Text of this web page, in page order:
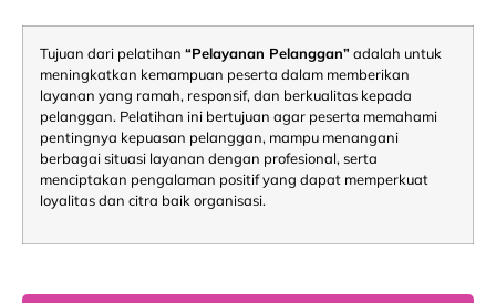
Tujuan dari pelatihan “Pelayanan Pelanggan”adalah untuk
meningkatkan kemampuan peserta dalam memberikan
layanan yang ramah, responsif, dan berkualitas kepada
pelanggan. Pelatihan ini bertujuan agar peserta memahami
pentingnya kepuasan pelanggan, mampu menangani
berbagai situasi layanan dengan profesional, serta
menciptakan pengalaman positif yang dapat memperkuat
loyalitas dan citra baik organisasi.